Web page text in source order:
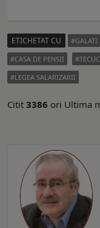
ETICHETAT CU GALATI
CASA DE PENSII
LEGEA SALARIZARII
Citit 3386 ori Ultima